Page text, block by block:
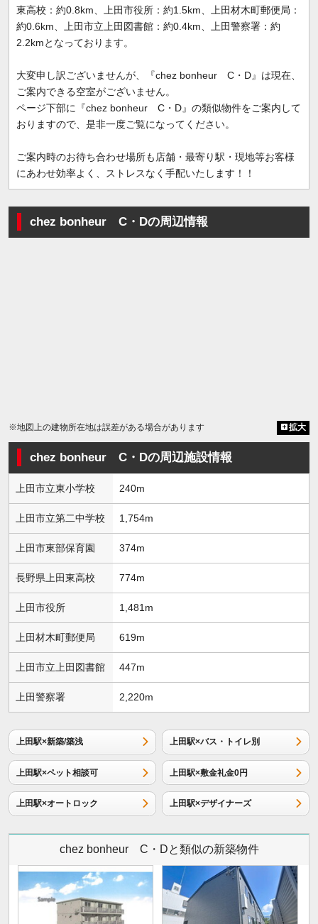
東高校：約0.8km、上田市役所：約1.5km、上田材木町郵便局：
約0.6km、上田市立上田図書館：約0.4km、上田警察署：約
2.2kmとなっております。
大変申し訳ございませんが、『chez bonheur C・D』は現在、
ご案内できる空室がございません。
ページ下部に『chez bonheur C・D』の類似物件をご案内して
おりますので、是非一度ご覧になってください。
ご案内時のお待ち合わせ場所も店舗・最寄り駅・現地等お客様
にあわせ効率よく、ストレスなく手配いたします！！
chez bonheur C・Dの周辺情報
※地図上の建物所在地は誤差がある場合があります 拡大
chez bonheur C・Dの周辺施設情報
上田市立東小学校 240m
上田市立第二中学校 1,754m
上田市東部保育園 374m
長野県上田東高校 774m
上田市役所 1,481m
上田材木町郵便局 619m
上田市立上田図書館 447m
上田警察署 2,220m
上田駅×新築/築浅 上田駅×バス・トイレ別
上田駅×ペット相談可 上田駅×敷金礼金0円
上田駅×オートロック 上田駅×デザイナーズ
chez bonheur C・Dと類似の新築物件